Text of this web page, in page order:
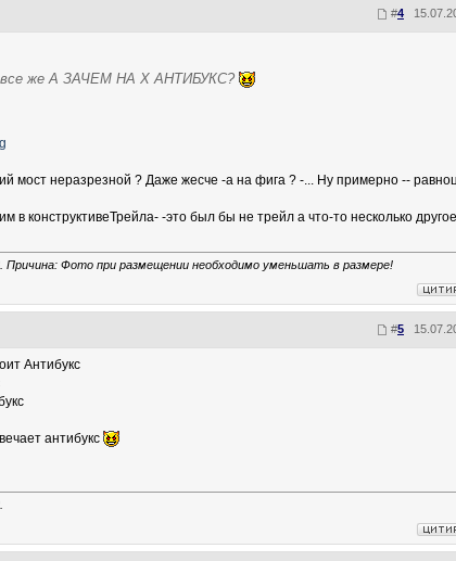
#4
же А ЗАЧЕМ НА Х АНТИБУКС?
мост неразрезной ? Даже жесче -а на фига ? -... Ну примерно --
в конструктивеТрейла- -это был бы не трейл а что-то несколько
. Причина: Фото при размещении необходимо уменьшать в размере!
#5
Антибукс
антибукс